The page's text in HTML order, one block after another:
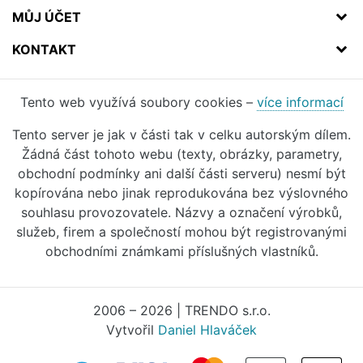
MŮJ ÚČET
KONTAKT
Tento web využívá soubory cookies – více informací
Tento server je jak v části tak v celku autorským dílem.
Žádná část tohoto webu (texty, obrázky, parametry,
obchodní podmínky ani další části serveru) nesmí být
kopírována nebo jinak reprodukována bez výslovného
souhlasu provozovatele. Názvy a označení výrobků,
služeb, firem a společností mohou být registrovanými
obchodními známkami příslušných vlastníků.
2006 – 2026 | TRENDO s.r.o.
Vytvořil Daniel Hlaváček